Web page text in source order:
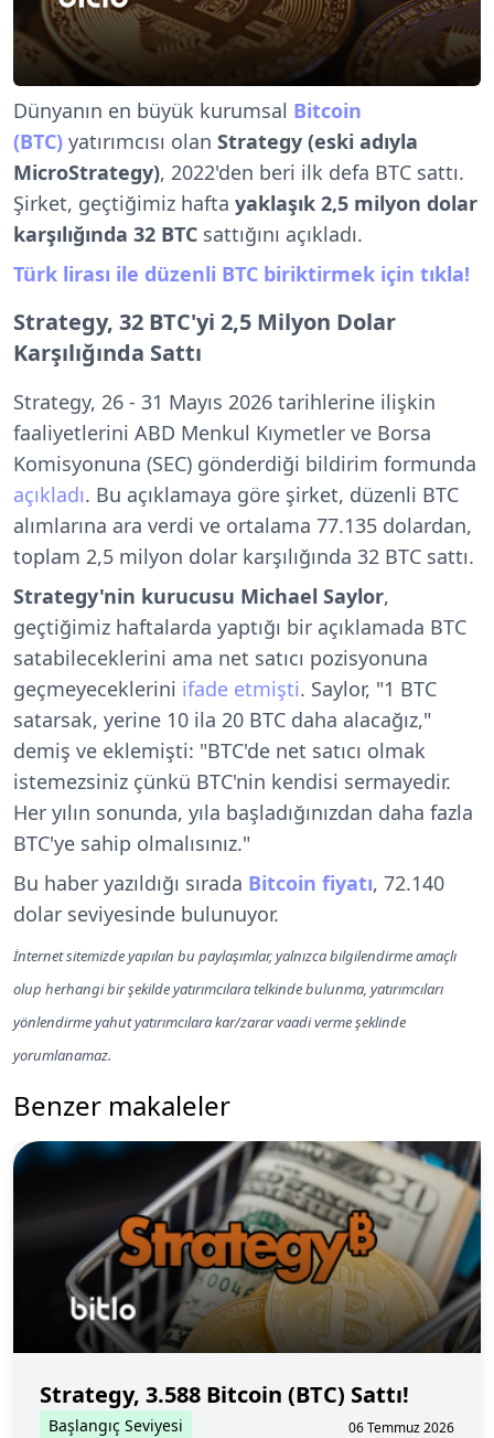
Dünyanın en büyük kurumsal Bitcoin
(BTC) yatırımcısı olan Strategy (eski adıyla
MicroStrategy), 2022'den beri ilk defa BTC sattı.
Şirket, geçtiğimiz hafta yaklaşık 2,5 milyon dolar
karşılığında 32 BTC sattığını açıkladı.
Türk lirası ile düzenli BTC biriktirmek için tıkla!
Strategy, 32 BTC'yi 2,5 Milyon Dolar
Karşılığında Sattı
Strategy, 26 - 31 Mayıs 2026 tarihlerine ilişkin
faaliyetlerini ABD Menkul Kıymetler ve Borsa
Komisyonuna (SEC) gönderdiği bildirim formunda
açıkladı. Bu açıklamaya göre şirket, düzenli BTC
alımlarına ara verdi ve ortalama 77.135 dolardan,
toplam 2,5 milyon dolar karşılığında 32 BTC sattı.
Strategy'nin kurucusu Michael Saylor,
geçtiğimiz haftalarda yaptığı bir açıklamada BTC
satabileceklerini ama net satıcı pozisyonuna
geçmeyeceklerini ifade etmişti. Saylor, "1 BTC
satarsak, yerine 10 ila 20 BTC daha alacağız,"
demiş ve eklemişti: "BTC'de net satıcı olmak
istemezsiniz çünkü BTC'nin kendisi sermayedir.
Her yılın sonunda, yıla başladığınızdan daha fazla
BTC'ye sahip olmalısınız."
Bu haber yazıldığı sırada Bitcoin fiyatı, 72.140
dolar seviyesinde bulunuyor.
İnternet sitemizde yapılan bu paylaşımlar, yalnızca bilgilendirme amaçlı
olup herhangi bir şekilde yatırımcılara telkinde bulunma, yatırımcıları
yönlendirme yahut yatırımcılara kar/zarar vaadi verme şeklinde
yorumlanamaz.
Benzer makaleler
Strategy, 3.588 Bitcoin (BTC) Sattı!
Başlangıç Seviyesi 06 Temmuz 2026